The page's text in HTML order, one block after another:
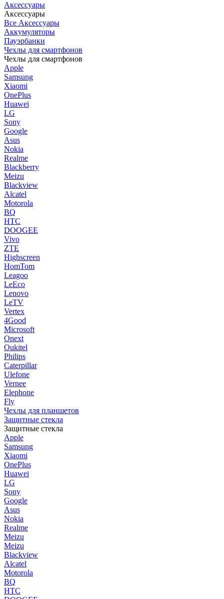
Аксессуары
Аксессуары
Все Аксессуары
Аккумуляторы
Пауэрбанки
Чехлы для смартфонов
Чехлы для смартфонов
Apple
Samsung
Xiaomi
OnePlus
Huawei
LG
Sony
Google
Asus
Nokia
Realme
Blackberry
Meizu
Blackview
Alcatel
Motorola
BQ
HTC
DOOGEE
Vivo
ZTE
Highscreen
HomTom
Leagoo
LeEco
Lenovo
LeTV
Vertex
4Good
Microsoft
Onext
Oukitel
Philips
Caterpillar
Ulefone
Vernee
Elephone
Fly
Чехлы для планшетов
Защитные стекла
Защитные стекла
Apple
Samsung
Xiaomi
OnePlus
Huawei
LG
Sony
Google
Asus
Nokia
Realme
Meizu
Meizu
Blackview
Alcatel
Motorola
BQ
HTC